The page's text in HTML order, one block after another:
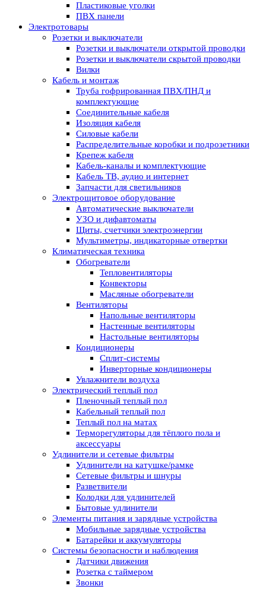
Пластиковые уголки
ПВХ панели
Электротовары
Розетки и выключатели
Розетки и выключатели открытой проводки
Розетки и выключатели скрытой проводки
Вилки
Кабель и монтаж
Труба гофрированная ПВХ/ПНД и
комплектующие
Соединительные кабеля
Изоляция кабеля
Силовые кабели
Распределительные коробки и подрозетники
Крепеж кабеля
Кабель-каналы и комплектующие
Кабель ТВ, аудио и интернет
Запчасти для светильников
Электрощитовое оборудование
Автоматические выключатели
УЗО и дифавтоматы
Щиты, счетчики электроэнергии
Мультиметры, индикаторные отвертки
Климатическая техника
Обогреватели
Тепловентиляторы
Конвекторы
Масляные обогреватели
Вентиляторы
Напольные вентиляторы
Настенные вентиляторы
Настольные вентиляторы
Кондиционеры
Сплит-системы
Инверторные кондиционеры
Увлажнители воздуха
Электрический теплый пол
Пленочный теплый пол
Кабельный теплый пол
Теплый пол на матах
Терморегуляторы для тёплого пола и
аксессуары
Удлинители и сетевые фильтры
Удлинители на катушке/рамке
Сетевые фильтры и шнуры
Разветвители
Колодки для удлинителей
Бытовые удлинители
Элементы питания и зарядные устройства
Мобильные зарядные устройства
Батарейки и аккумуляторы
Системы безопасности и наблюдения
Датчики движения
Розетка с таймером
Звонки